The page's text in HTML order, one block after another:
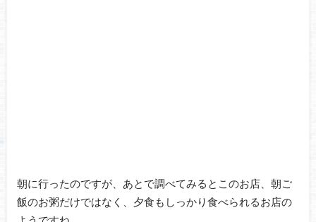
朝に行ったのですが、あとで調べてみるとこのお店、朝ご
飯のお粥だけではなく、夕食もしっかり食べられるお店の